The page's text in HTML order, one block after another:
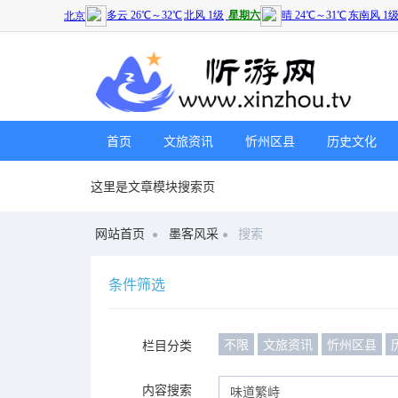
首页 文旅资讯 忻州区县 历史文化
这里是文章模块搜索页
网站首页 墨客风采 搜索
条件筛选
栏目分类 不限 文旅资讯 忻州区县
内容搜索